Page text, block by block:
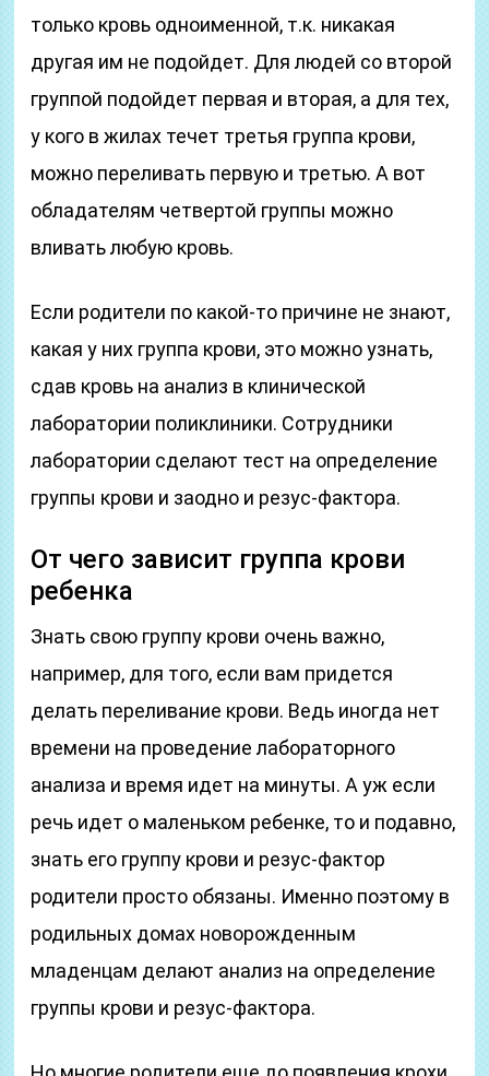
только кровь одноименной, т.к. никакая
другая им не подойдет. Для людей со второй
группой подойдет первая и вторая, а для тех,
у кого в жилах течет третья группа крови,
можно переливать первую и третью. А вот
обладателям четвертой группы можно
вливать любую кровь.
Если родители по какой-то причине не знают,
какая у них группа крови, это можно узнать,
сдав кровь на анализ в клинической
лаборатории поликлиники. Сотрудники
лаборатории сделают тест на определение
группы крови и заодно и резус-фактора.
От чего зависит группа крови
ребенка
Знать свою группу крови очень важно,
например, для того, если вам придется
делать переливание крови. Ведь иногда нет
времени на проведение лабораторного
анализа и время идет на минуты. А уж если
речь идет о маленьком ребенке, то и подавно,
знать его группу крови и резус-фактор
родители просто обязаны. Именно поэтому в
родильных домах новорожденным
младенцам делают анализ на определение
группы крови и резус-фактора.